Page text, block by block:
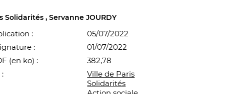
Solidarités Servanne JOURDY
:
05/07/2022
:
01/07/2022
(en ko) :
382,78
Ville de Paris
Solidarités